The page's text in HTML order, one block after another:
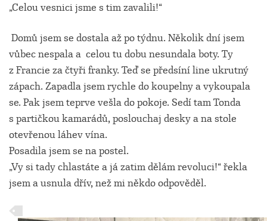
„Celou vesnici jsme s tim zavalili!“
Domů jsem se dostala až po týdnu. Několik dní jsem
vůbec nespala a celou tu dobu nesundala boty. Ty
z Francie za čtyři franky. Teď se předsíní line ukrutný
zápach. Zapadla jsem rychle do koupelny a vykoupala
se. Pak jsem teprve vešla do pokoje. Sedí tam Tonda
s partičkou kamarádů, poslouchaj desky a na stole
otevřenou láhev vína.
Posadila jsem se na postel.
„Vy si tady chlastáte a já zatim dělám revoluci!“ řekla
jsem a usnula dřív, než mi někdo odpověděl.